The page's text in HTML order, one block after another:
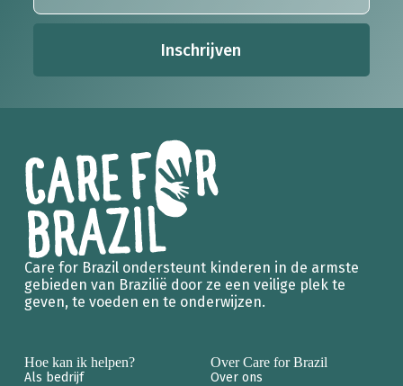
Inschrijven
Care for Brazil ondersteunt kinderen in de armste
gebieden van Brazilië door ze een veilige plek te
geven, te voeden en te onderwijzen.
Hoe kan ik helpen?
Als bedrijf
Over Care for Brazil
Over ons